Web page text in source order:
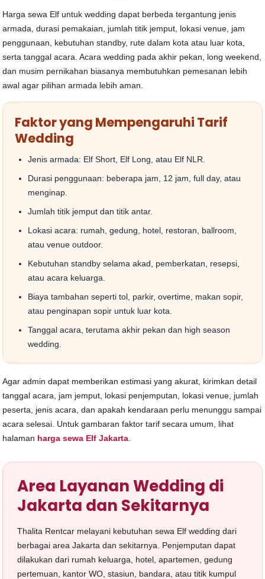
Harga sewa Elf untuk wedding dapat berbeda tergantung jenis
armada, durasi pemakaian, jumlah titik jemput, lokasi venue, jam
penggunaan, kebutuhan standby, rute dalam kota atau luar kota,
serta tanggal acara. Acara wedding pada akhir pekan, long weekend,
dan musim pernikahan biasanya membutuhkan pemesanan lebih
awal agar pilihan armada lebih aman.
Faktor yang Mempengaruhi Tarif
Wedding
Jenis armada: Elf Short, Elf Long, atau Elf NLR.
Durasi penggunaan: beberapa jam, 12 jam, full day, atau
menginap.
Jumlah titik jemput dan titik antar.
Lokasi acara: rumah, gedung, hotel, restoran, ballroom,
atau venue outdoor.
Kebutuhan standby selama akad, pemberkatan, resepsi,
atau acara keluarga.
Biaya tambahan seperti tol, parkir, overtime, makan sopir,
atau penginapan sopir untuk luar kota.
Tanggal acara, terutama akhir pekan dan high season
wedding.
Agar admin dapat memberikan estimasi yang akurat, kirimkan detail
tanggal acara, jam jemput, lokasi penjemputan, lokasi venue, jumlah
peserta, jenis acara, dan apakah kendaraan perlu menunggu sampai
acara selesai. Untuk gambaran faktor tarif secara umum, lihat
halaman harga sewa Elf Jakarta
Area Layanan Wedding di
Jakarta dan Sekitarnya
Thalita Rentcar melayani kebutuhan sewa Elf wedding dari
berbagai area Jakarta dan sekitarnya. Penjemputan dapat
dilakukan dari rumah keluarga, hotel, apartemen, gedung
pertemuan, kantor WO, stasiun, bandara, atau titik kumpul